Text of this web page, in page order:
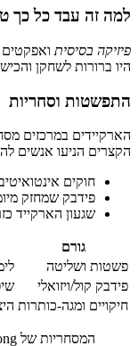
למה זה עבד כל כך
פיזיקה בסיסית ואפקטים
היו ברורות לשחקן
התפשטות וסחריות
הארקיידים במרכזים
הקצרים הניעו אנשים
חוקים
פידבק שמחזק
שגעון הארקייד
גורם
פשטות ושליטה
פידבק קול/ויזואלי
חיקויים ומגה-כותרות